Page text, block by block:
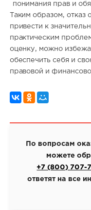
понимания прав и
Таким образом, отказ
привести к
практическим
оценку, можно
обеспечить себя и
правовой и
По вопросам
можете
+7 (800) 707-
ответят на все